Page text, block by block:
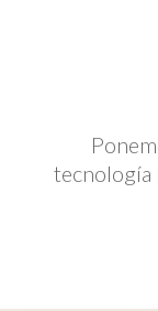
tecnología